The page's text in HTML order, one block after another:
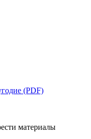
(PDF)
материалы